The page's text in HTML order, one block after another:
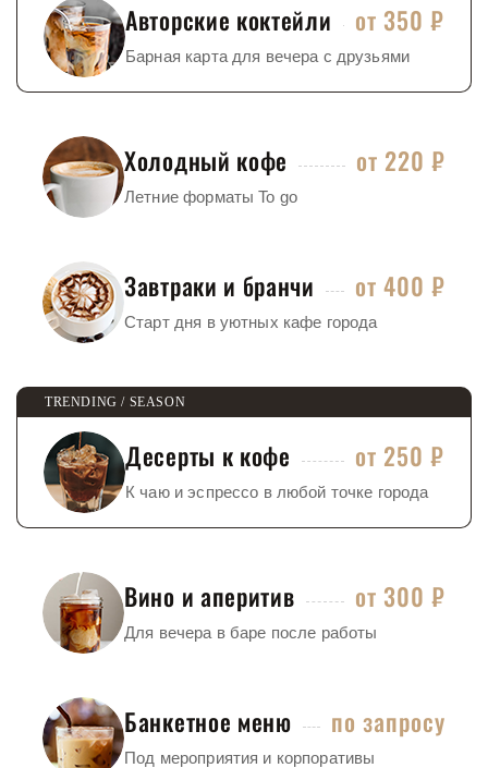
Авторские коктейли от 350 ₽
Барная карта для вечера с друзьями
Холодный кофе от 220 ₽
Летние форматы To go
Завтраки и бранчи от 400 ₽
Старт дня в уютных кафе города
Десерты к кофе от 250 ₽
К чаю и эспрессо в любой точке города
Вино и аперитив от 300 ₽
Для вечера в баре после работы
Банкетное меню по запросу
Под мероприятия и корпоративы